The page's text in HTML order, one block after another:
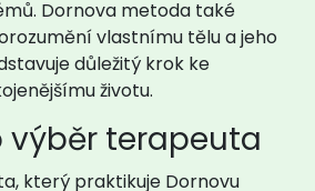
Dornova metoda také
vlastnímu tělu a jeho
důležitý krok ke
životu.
výběr terapeuta
který praktikuje Dornovu